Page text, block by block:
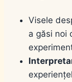
Visele
a găsi noi